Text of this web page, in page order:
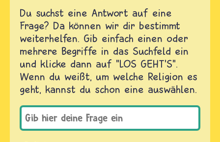
Du suchst eine Antwort auf eine
Frage? Da können wir dir bestimmt
weiterhelfen. Gib einfach einen oder
mehrere Begriffe in das Suchfeld ein
und klicke dann auf "LOS GEHT'S".
Wenn du weißt, um welche Religion es
geht, kannst du schon eine auswählen.